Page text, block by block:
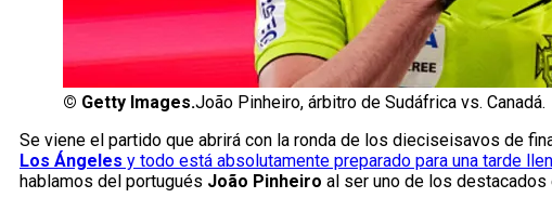
© Getty Images.João Pinheiro, árbitro de Sudáfrica vs. Canadá.
Se viene el partido que abrirá con la ronda de los dieciseisavos de
Los Ángeles y todo está absolutamente preparado para una tarde
hablamos del portugués João Pinheiro al ser uno de los destacados